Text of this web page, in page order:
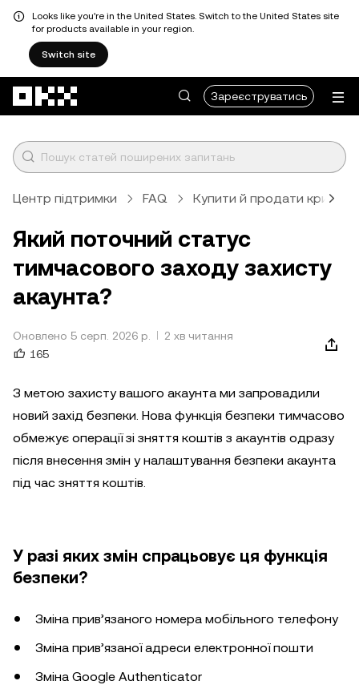
Looks like you're in the United States. Switch to the United States site
for products available in your region.
Switch site
Зареєструватись
Центр підтримки FAQ Купити й продати
Який поточний статус
тимчасового заходу захисту
акаунта?
Оновлено 5 серп. 2026 р.
2 хв читання
165
З метою захисту вашого акаунта ми запровадили
новий захід безпеки. Нова функція безпеки тимчасово
обмежує операції зі зняття коштів з акаунтів одразу
після внесення змін у налаштування безпеки акаунта
під час зняття коштів.
У разі яких змін спрацьовує ця функція
безпеки?
Зміна прив’язаного номера мобільного телефону
Зміна прив’язаної адреси електронної пошти
Зміна Google Authenticator